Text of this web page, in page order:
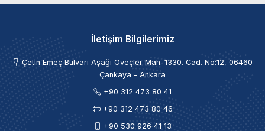
İletişim Bilgilerimiz
Çetin Emeç Bulvarı Aşağı Öveçler Mah. 1330. Cad. No:12, 06460
Çankaya - Ankara
+90 312 473 80 41
+90 312 473 80 46
+90 530 926 41 13